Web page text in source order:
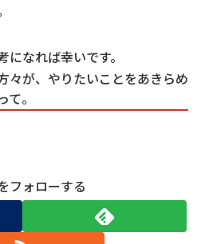
なれば幸いです。
々が、やりたいことをあきらめ
。
フォローする